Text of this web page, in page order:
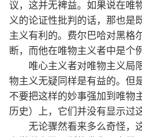
议，这并无裨益。如果说在唯
义的论证性批判的话，那也是
主义有利的。费尔巴哈对黑格
断，而他在唯物主义者中是
唯心主义者对唯物主义局
物主义无疑同样是有益的。但
不要把这样的妙事强加到唯物
历史）上，它们并没有显示过
无论骤然看来多么奇怪，